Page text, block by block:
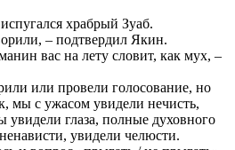
храбрый Зуаб.
– подтвердил Якин.
вас на лету словит, как мух, –
или провели голосование, но
мы с ужасом увидели нечисть,
глаза, полные духовного
увидели челюсти.